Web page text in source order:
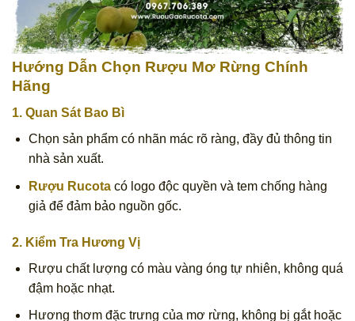
Hướng Dẫn Chọn Rượu Mơ Rừng Chính
Hãng
1. Quan Sát Bao Bì
Chọn sản phẩm có nhãn mác rõ ràng, đầy đủ thông tin
nhà sản xuất.
Rượu Rucotacó logo độc quyền và tem chống hàng
giả để đảm bảo nguồn gốc.
2. Kiểm Tra Hương Vị
Rượu chất lượng có màu vàng óng tự nhiên, không quá
đậm hoặc nhạt.
Hương thơm đặc trưng của mơ rừng, không bị gắt hoặc